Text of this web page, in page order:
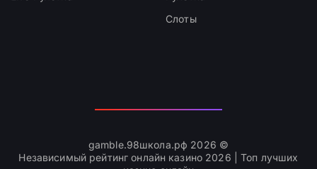
Слоты
gamble.98школа.рф 2026 ©
Независимый рейтинг онлайн казино 2026 | Топ лучших